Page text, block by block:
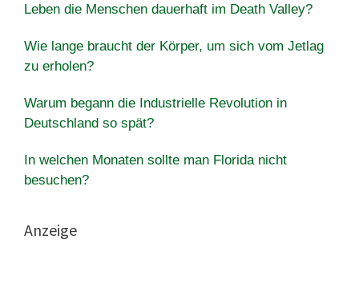
Leben die Menschen dauerhaft im Death Valley?
Wie lange braucht der Körper, um sich vom Jetlag
zu erholen?
Warum begann die Industrielle Revolution in
Deutschland so spät?
In welchen Monaten sollte man Florida nicht
besuchen?
Anzeige